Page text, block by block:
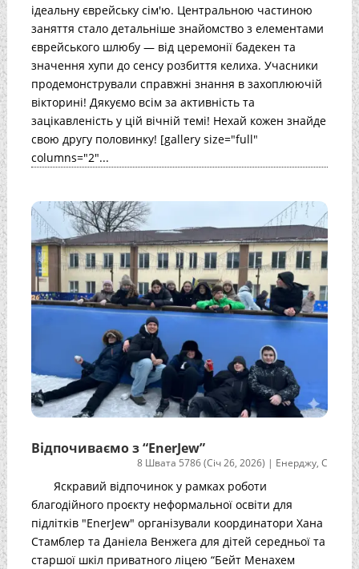
ідеальну єврейську сім'ю. Центральною частиною
заняття стало детальніше знайомство з елементами
єврейського шлюбу — від церемонії бадекен та
значення хупи до сенсу розбиття келиха. Учасники
продемонстрували справжні знання в захоплюючій
вікторині! Дякуємо всім за активність та
зацікавленість у цій вічній темі! Нехай кожен знайде
свою другу половинку! [gallery size="full"
columns="2"...
Відпочиваємо з “EnerJew”
8 Швата 5786 (Січ 26, 2026) | Енерджу,С
Яскравий відпочинок у рамках роботи
благодійного проєкту неформальної освіти для
підлітків "EnerJew" організували координатори Хана
Стамблер та Даніела Венжега для дітей середньої та
старшої шкіл приватного ліцею “Бейт Менахем